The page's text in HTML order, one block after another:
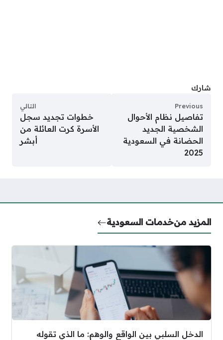
شارك
Previous
تفاصيل نظام الأحوال
الشخصية الجديد
الحضانة في السعودية
2025
التالي
خطوات تجديد سجل
الأسرة كرت العائلة من
أبشر
المزيد منخدمات السعودية
الدخل السلبي بين الواقع والوهم: ما الذي تقوله